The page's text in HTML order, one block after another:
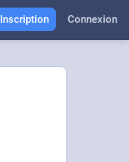
Inscription Connexion